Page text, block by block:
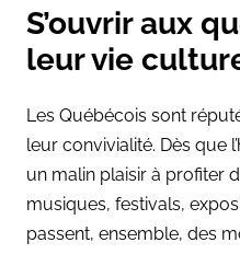
S’ouvrir aux
leur vie
Les Québécois sont
leur convivialité. Dès que
un malin plaisir à profiter
musiques, festivals,
passent, ensemble, des